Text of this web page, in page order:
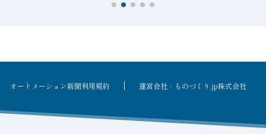
オートメーション新聞利用規約 運営会社：ものづくり.jp株式会社